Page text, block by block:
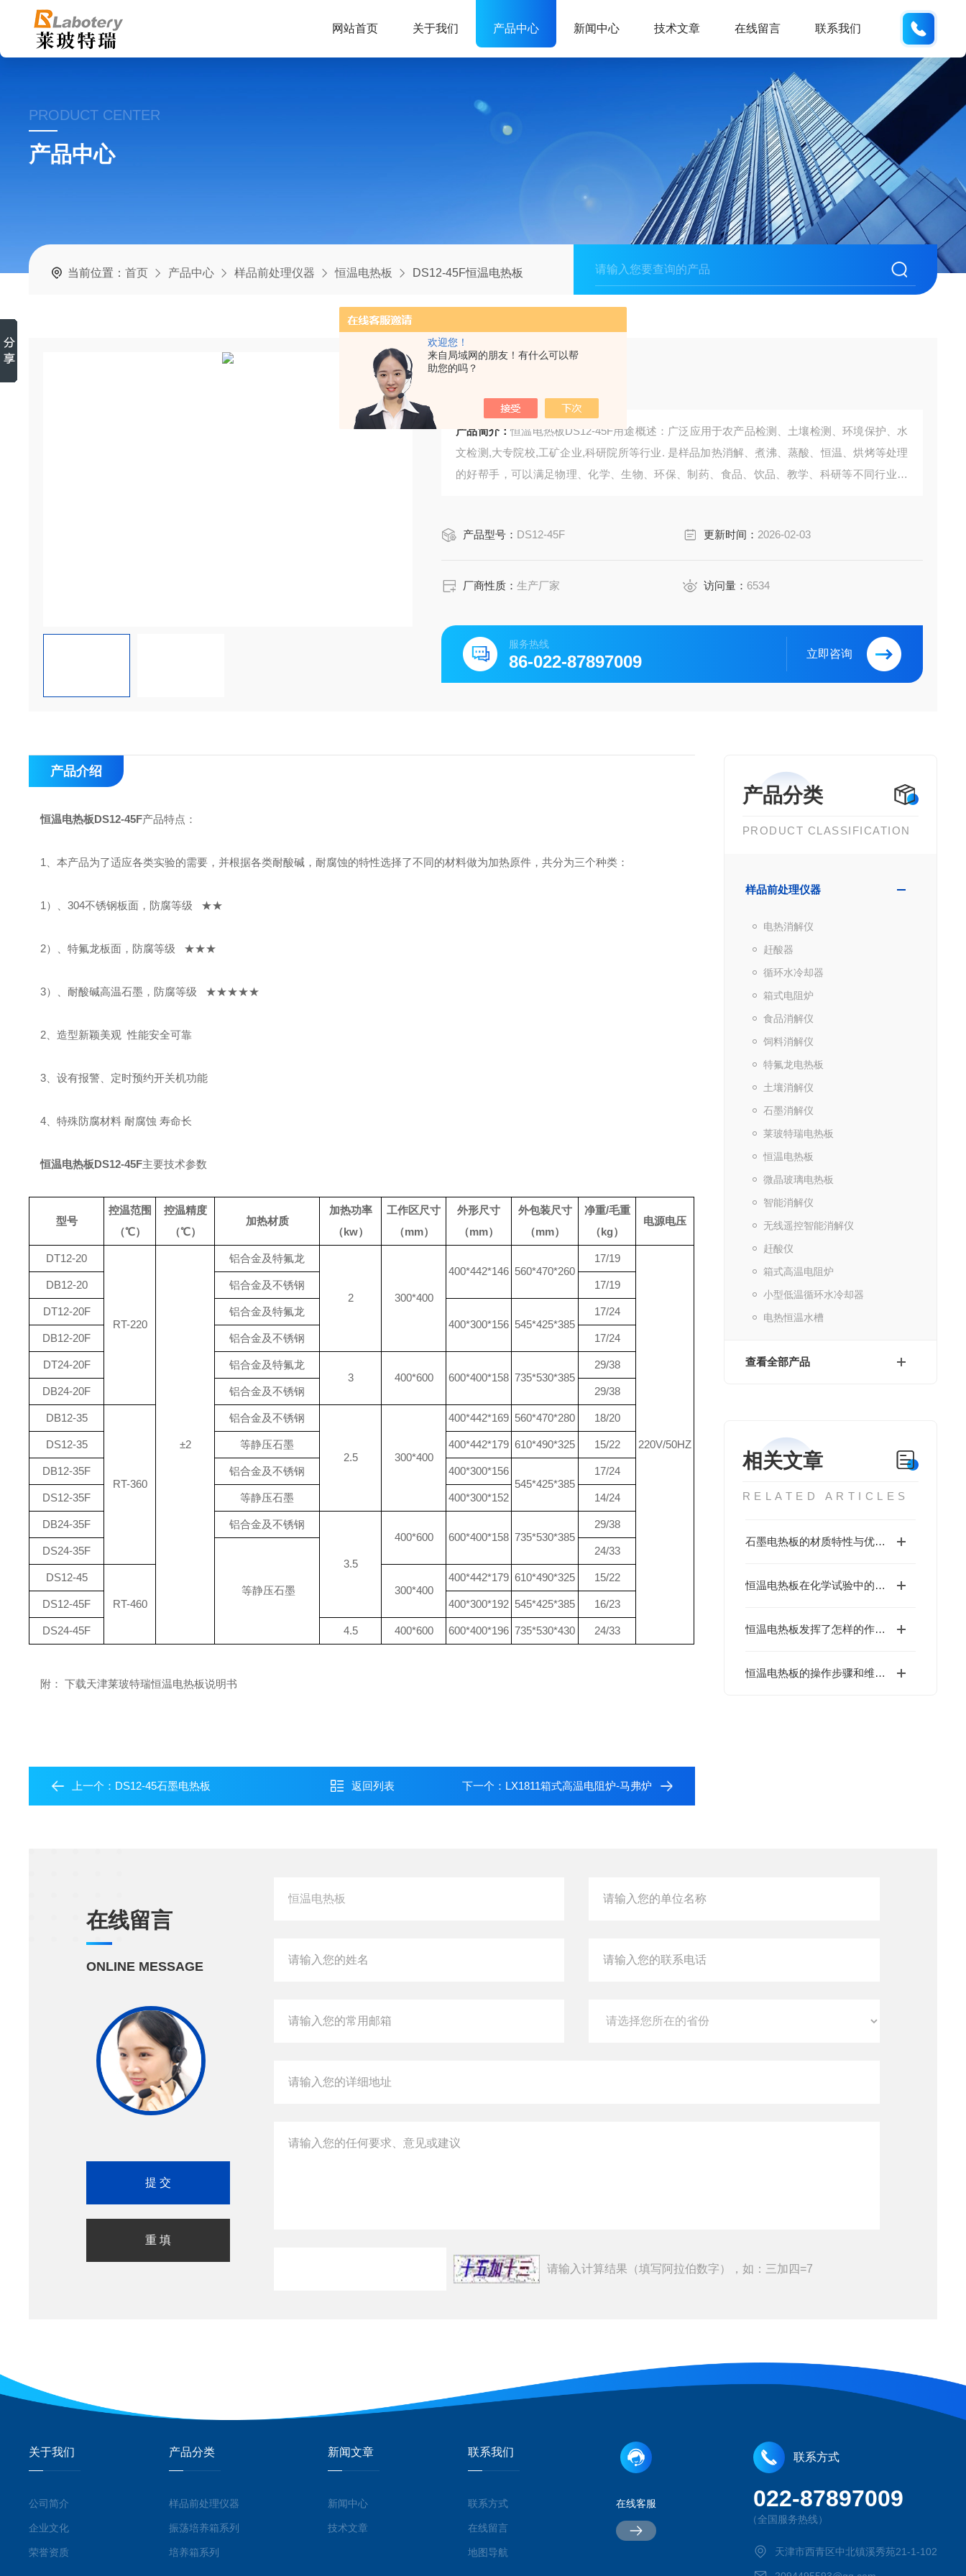
欢迎您！
来自局域网的朋友！有什么可以帮
助您的吗？
网站首页 关于我们 产品中心 新闻中心 技术文章 在线留言 联系我们
PRODUCT CENTER
产品中心
当前位置：首页 产品中心 样品前处理仪器 恒温电热板 DS12-45F恒温电热板
产品简介：恒温电热板DS12-45F用途概述：广泛应用于农产品检测、土壤检测、环境保护、水
文检测,大专院校,工矿企业,科研院所等行业. 是样品加热消解、煮沸、蒸酸、恒温、烘烤等处理
的好帮手，可以满足物理、化学、生物、环保、制药、食品、饮品、教学、科研等不同行业化
产品型号： DS12-45F 更新时间： 2026-02-03
厂商性质：生产厂家 访问量： 6534
服务热线
86-022-87897009 立即咨询
产品分类
PRODUCT CLASSIFICATION
样品前处理仪器
电热消解仪
赶酸器
循环水冷却器
箱式电阻炉
食品消解仪
饲料消解仪
特氟龙电热板
土壤消解仪
石墨消解仪
莱玻特瑞电热板
恒温电热板
微晶玻璃电热板
智能消解仪
无线遥控智能消解仪
赶酸仪
箱式高温电阻炉
小型低温循环水冷却器
电热恒温水槽
查看全部产品
相关文章
RELATED ARTICLES
石墨电热板的材质特性与优点概括
恒温电热板在化学试验中的使用指南
恒温电热板发挥了怎样的作用？
恒温电热板的操作步骤和维护事项
产品介绍
恒温电热板DS12-45F产品特点：
1、本产品为了适应各类实验的需要，并根据各类耐酸碱，耐腐蚀的特性选择了不同的材料做为加热原件，共分为三个种类：
1）、304不锈钢板面，防腐等级 ★★
2）、特氟龙板面，防腐等级 ★★★
3）、耐酸碱高温石墨，防腐等级 ★★★★★
2、造型新颖美观 性能安全可靠
3、设有报警、定时预约开关机功能
4、特殊防腐材料 耐腐蚀 寿命长
恒温电热板DS12-45F主要技术参数
型号
控温范围
（℃）
控温精度
（℃）
加热材质
加热功率
（kw）
工作区尺寸
（mm）
外形尺寸
（mm）
外包装尺寸
（mm）
净重/毛重
（kg）
电源电压
DT12-20
RT-220
±2
铝合金及特氟龙
2 300*400
400*442*146 560*470*260
17/19
220V/50HZ
DB12-20 铝合金及不锈钢 17/19
DT12-20F
铝合金及特氟龙
400*300*156 545*425*385
17/24
DB12-20F 铝合金及不锈钢 17/24
DT24-20F
铝合金及特氟龙
3
400*600 600*400*158 735*530*385
29/38
DB24-20F 铝合金及不锈钢 29/38
DB12-35
RT-360
铝合金及不锈钢
2.5 300*400
400*442*169 560*470*280 18/20
DS12-35 等静压石墨 400*442*179 610*490*325 15/22
DB12-35F 铝合金及不锈钢
400*300*156
545*425*385
17/24
DS12-35F 等静压石墨 400*300*152 14/24
DB24-35F 铝合金及不锈钢
3.5
400*600 600*400*158 735*530*385
29/38
DS24-35F
等静压石墨
24/33
DS12-45
RT-460
300*400
400*442*179 610*490*325 15/22
DS12-45F 400*300*192 545*425*385 16/23
DS24-45F 4.5 400*600 600*400*196 735*530*430 24/33
附： 下载天津莱玻特瑞恒温电热板说明书
上一个： DS12-45石墨电热板 返回列表 下一个： LX1811箱式高温电阻炉-马弗炉
在线留言
ONLINE MESSAGE
请输入计算结果（填写阿拉伯数字），如：三加四=7
关于我们
公司简介
企业文化
荣誉资质
产品分类
样品前处理仪器
振荡培养箱系列
培养箱系列
新闻文章
新闻中心
技术文章
联系我们
联系方式
在线留言
地图导航
在线客服
联系方式
022-87897009
（全国服务热线）
天津市西青区中北镇溪秀苑21-1-102